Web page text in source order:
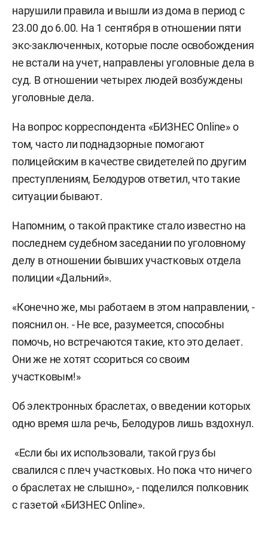
нарушили правила и вышли из дома в период с
23.00 до 6.00. На 1 сентября в отношении пяти
экс-заключенных, которые после освобождения
не встали на учет, направлены уголовные дела в
суд. В отношении четырех людей возбуждены
уголовные дела.
На вопрос корреспондента «БИЗНЕС Online» о
том, часто ли поднадзорные помогают
полицейским в качестве свидетелей по другим
преступлениям, Белодуров ответил, что такие
ситуации бывают.
Напомним, о такой практике стало известно на
последнем судебном заседании по уголовному
делу в отношении бывших участковых отдела
полиции «Дальний».
«Конечно же, мы работаем в этом направлении, -
пояснил он. - Не все, разумеется, способны
помочь, но встречаются такие, кто это делает.
Они же не хотят ссориться со своим
участковым!»
Об электронных браслетах, о введении которых
одно время шла речь, Белодуров лишь вздохнул.
«Если бы их использовали, такой груз бы
свалился с плеч участковых. Но пока что ничего
о браслетах не слышно», - поделился полковник
с газетой «БИЗНЕС Online».